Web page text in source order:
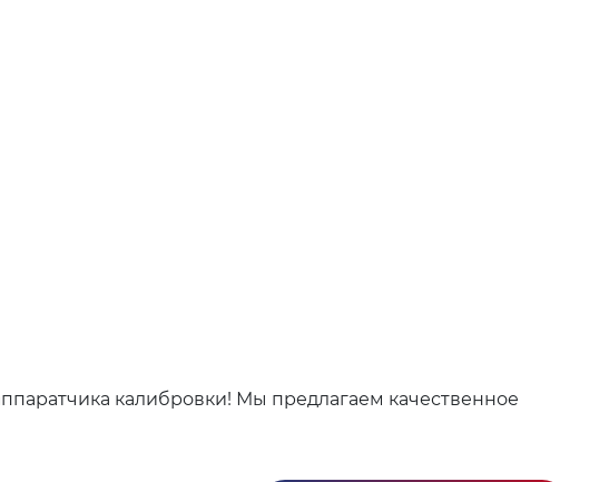
калибровки! Мы предлагаем качественное